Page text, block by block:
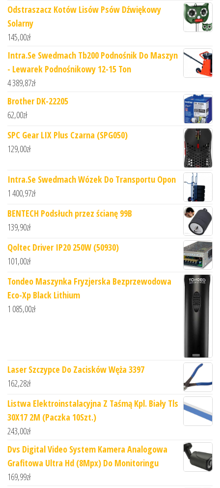
Odstraszacz Kotów Lisów Psów Dźwiękowy
Solarny
145,00zł
Intra.Se Swedmach Tb200 Podnośnik Do Maszyn
- Lewarek Podnośnikowy 12-15 Ton
4 389,87zł
Brother DK-22205
62,00zł
SPC Gear LIX Plus Czarna (SPG050)
129,00zł
Intra.Se Swedmach Wózek Do Transportu Opon
1 400,97zł
BENTECH Podsłuch przez ścianę 99B
139,90zł
Qoltec Driver IP20 250W (50930)
101,00zł
Tondeo Maszynka Fryzjerska Bezprzewodowa
Eco-Xp Black Lithium
1 085,00zł
Laser Szczypce Do Zacisków Węża 3397
162,28zł
Listwa Elektroinstalacyjna Z Taśmą Kpl. Biały Tls
30X17 2M (Paczka 10Szt.)
243,00zł
Dvs Digital Video System Kamera Analogowa
Grafitowa Ultra Hd (8Mpx) Do Monitoringu
169,99zł